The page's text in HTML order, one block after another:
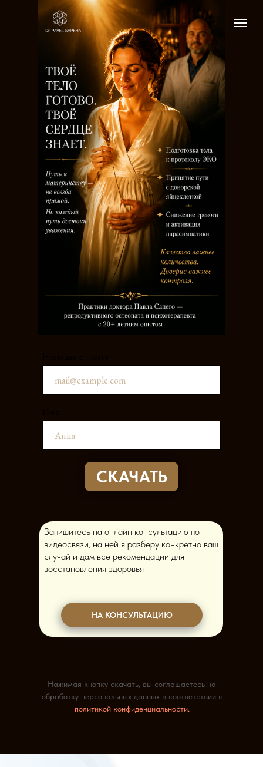
СКАЧАТЬ
Нажимая кнопку скачать, вы соглашаетесь на
обработку персональных данных в соответствии с
политикой конфиденциальности.
Запишитесь на онлайн консультацию по
видеосвязи, на ней я разберу конкретно ваш
случай и дам все рекомендации для
восстановления здоровья
НА КОНСУЛЬТАЦИЮ